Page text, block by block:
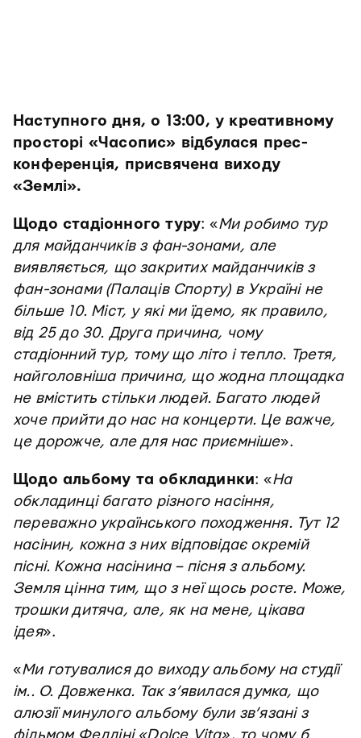
Наступного дня, о 13:00, у креативному
просторі «Часопис» відбулася прес-
конференція, присвячена виходу
«Землі».
Щодо стадіонного туру: «Ми робимо тур
для майданчиків з фан-зонами, але
виявляється, що закритих майданчиків з
фан-зонами (Палаців Спорту) в Україні не
більше 10. Міст, у які ми їдемо, як правило,
від 25 до 30. Друга причина, чому
стадіонний тур, тому що літо і тепло. Третя,
найголовніша причина, що жодна площадка
не вмістить стільки людей. Багато людей
хоче прийти до нас на концерти. Це важче,
це дорожче, але для нас приємніше».
Щодо альбому та обкладинки: «На
обкладинці багато різного насіння,
переважно українського походження. Тут 12
насінин, кожна з них відповідає окремій
пісні. Кожна насінина – пісня з альбому.
Земля цінна тим, що з неї щось росте. Може,
трошки дитяча, але, як на мене, цікава
ідея».
«Ми готувалися до виходу альбому на студії
ім.. О. Довженка. Так з’явилася думка, що
алюзії минулого альбому були зв’язані з